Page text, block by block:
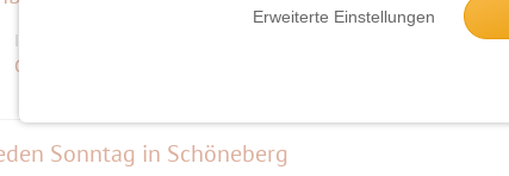
Erweiterte Einstellungen
Initiatorin
Gisela
Sonntag in Schöneberg